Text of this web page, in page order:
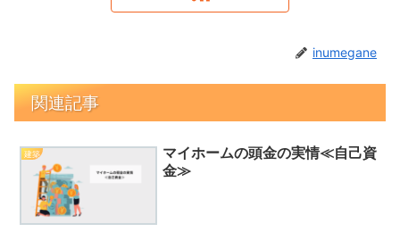
inumegane
関連記事
建築
マイホームの頭金の実情≪自己資
金≫